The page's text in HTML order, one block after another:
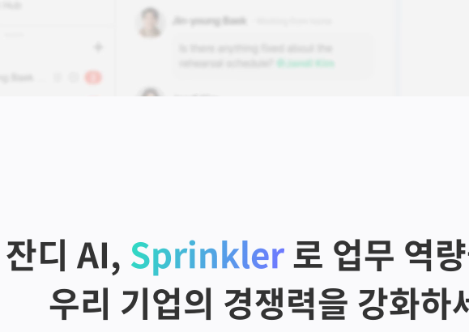
잔디 AI, Sprinkler 로 업무 역
우리 기업의 경쟁력을 강화하